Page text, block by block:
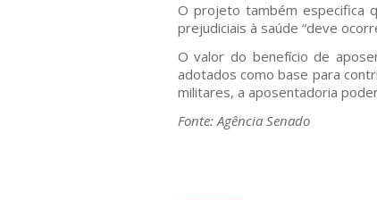
O projeto também especifica
prejudiciais à saúde “deve
O valor do benefício de
adotados como base para
militares, a aposentadoria
Fonte: Agência Senado